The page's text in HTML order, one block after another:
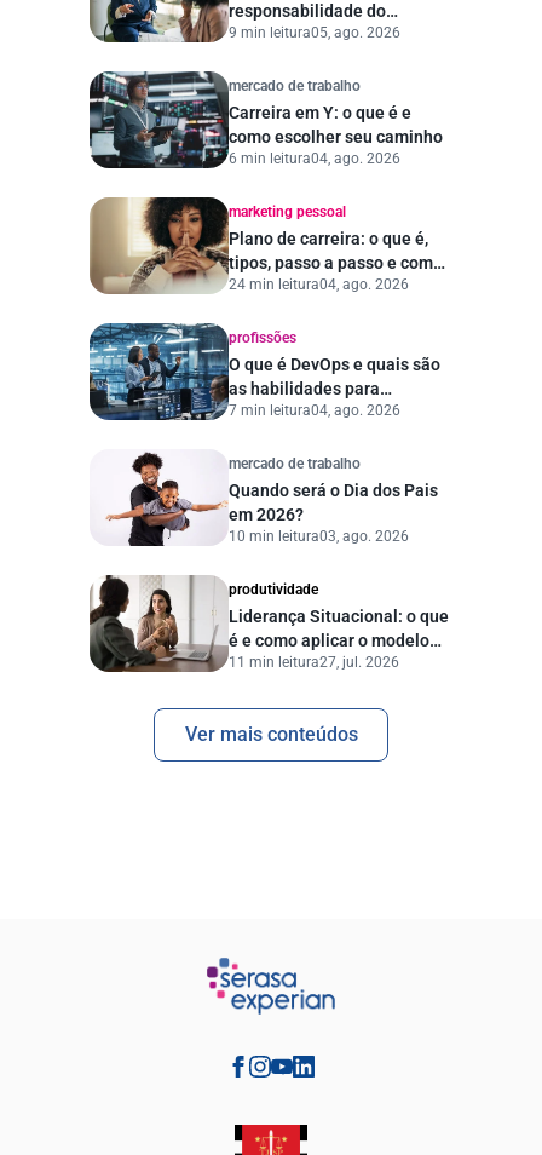
responsabilidade do
empregador
9 min leitura05, ago. 2026
mercado de trabalho
Carreira em Y: o que é e
como escolher seu caminho
6 min leitura04, ago. 2026
marketing pessoal
Plano de carreira: o que é,
tipos, passo a passo e como
escolher a empresa ideal
24 min leitura04, ago. 2026
profissões
O que é DevOps e quais são
as habilidades para
trabalhar na área
7 min leitura04, ago. 2026
mercado de trabalho
Quando será o Dia dos Pais
em 2026?
10 min leitura03, ago. 2026
produtividade
Liderança Situacional: o que
é e como aplicar o modelo
Hersey-Blanchard
11 min leitura27, jul. 2026
Ver mais conteúdos